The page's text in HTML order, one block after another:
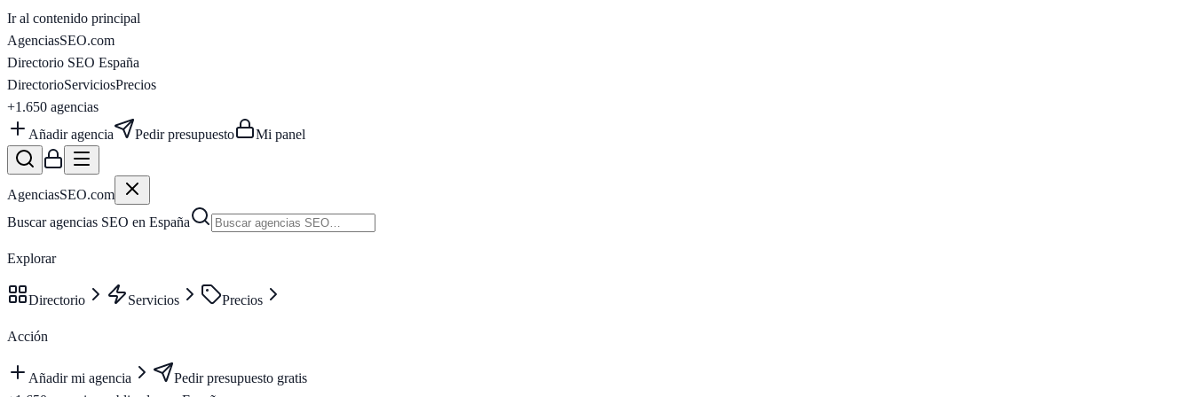
Ir al contenido principal
AgenciasSEO.com
Directorio SEO España
DirectorioServiciosPrecios
+1.650 agencias
Añadir agencia
Pedir presupuesto Mi panel
AgenciasSEO.com
Buscar agencias SEO en España
Explorar
Directorio Servicios Precios
Acción
Añadir mi agencia
Pedir presupuesto gratis